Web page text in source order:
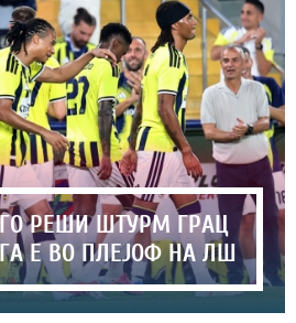
РЕШИ ШТУРМ ГРАЦ
Е ВО ПЛЕЈОФ НА ЛШ